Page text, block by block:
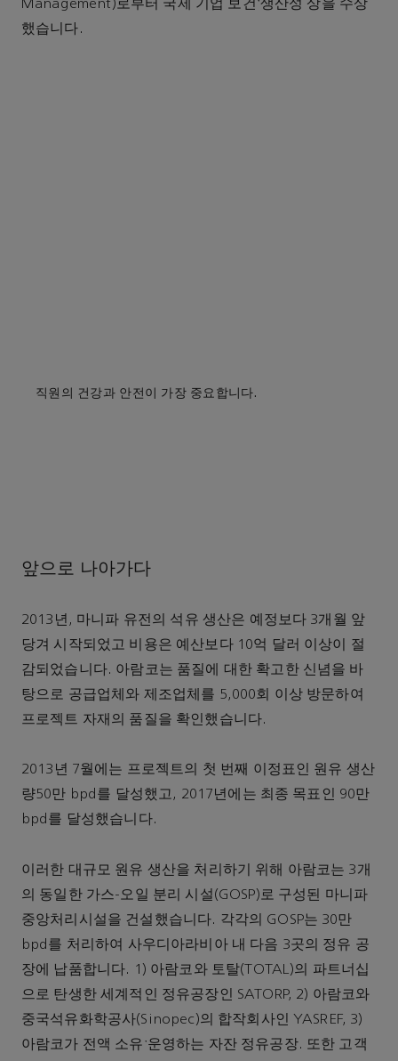
Management)로부터 국제 기업 보건ˑ생산성 상을 수상
했습니다.
직원의 건강과 안전이 가장 중요합니다.
앞으로 나아가다
2013년, 마니파 유전의 석유 생산은 예정보다 3개월 앞
당겨 시작되었고 비용은 예산보다 10억 달러 이상이 절
감되었습니다. 아람코는 품질에 대한 확고한 신념을 바
탕으로 공급업체와 제조업체를 5,000회 이상 방문하여
프로젝트 자재의 품질을 확인했습니다.
2013년 7월에는 프로젝트의 첫 번째 이정표인 원유 생산
량50만 bpd를 달성했고, 2017년에는 최종 목표인 90만
bpd를 달성했습니다.
이러한 대규모 원유 생산을 처리하기 위해 아람코는 3개
의 동일한 가스-오일 분리 시설(GOSP)로 구성된 마니파
중앙처리시설을 건설했습니다. 각각의 GOSP는 30만
bpd를 처리하여 사우디아라비아 내 다음 3곳의 정유 공
장에 납품합니다. 1) 아람코와 토탈(TOTAL)의 파트너십
으로 탄생한 세계적인 정유공장인 SATORP, 2) 아람코와
중국석유화학공사(Sinopec)의 합작회사인 YASREF, 3)
아람코가 전액 소유ˑ운영하는 자잔 정유공장. 또한 고객